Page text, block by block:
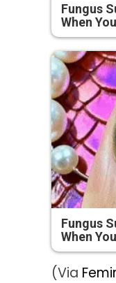
Fungus
When
Fungus
When
(Via